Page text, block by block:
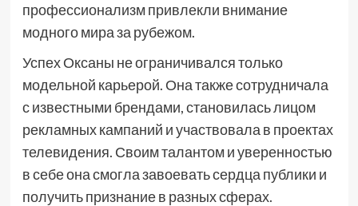
профессионализм привлекли внимание
модного мира за рубежом.
Успех Оксаны не ограничивался только
модельной карьерой. Она также сотрудничала
с известными брендами, становилась лицом
рекламных кампаний и участвовала в проектах
телевидения. Своим талантом и уверенностью
в себе она смогла завоевать сердца публики и
получить признание в разных сферах.